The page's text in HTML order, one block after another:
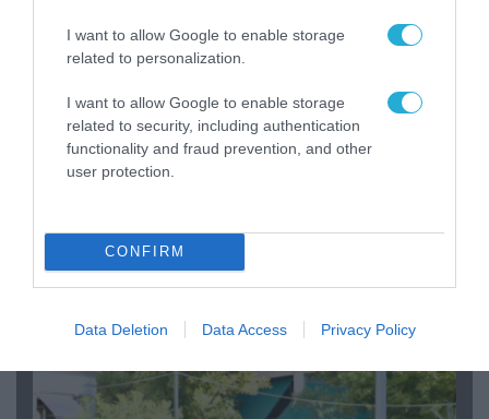
I want to allow Google to enable storage
related to personalization.
I want to allow Google to enable storage
related to security, including authentication
functionality and fraud prevention, and other
user protection.
CONFIRM
Data Deletion Data Access Privacy Policy
06.08.2026 | 09:03
«Οι εντελώς αθώοι»: Η ανάρτηση του Αρκά για
τα ζώα που χάθηκαν στις πυρκαγιές της